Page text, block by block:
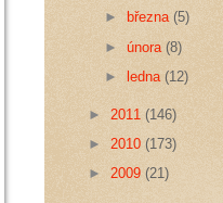
►
března (5)
►února (8)
►
ledna(12)
► 2011 (146)
► 2010 (173)
► 2009 (21)